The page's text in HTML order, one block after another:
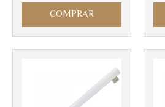
COMPRAR